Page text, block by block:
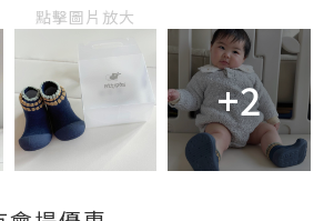
點擊圖片放大
+2